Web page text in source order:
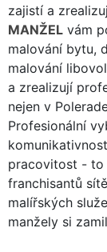
zajistí a
MANŽEL vám
malování bytu,
malování
a zrealizují
nejen v
Profesionální
pracovitost - to
franchisantů sítě
malířských
manžely si